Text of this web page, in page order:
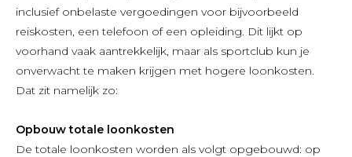
inclusief onbelaste vergoedingen voor bijvoorbeeld
reiskosten, een telefoon of een opleiding. Dit lijkt op
voorhand vaak aantrekkelijk, maar als sportclub kun je
onverwacht te maken krijgen met hogere loonkosten.
Dat zit namelijk zo:
Opbouw totale loonkosten
De totale loonkosten worden als volgt opgebouwd: op